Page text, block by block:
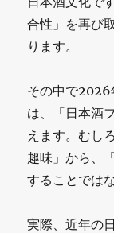
合性」を再び
ります。
その中で2026
は、「日本酒
えます。むし
趣味」から、
することでは
実際、近年の